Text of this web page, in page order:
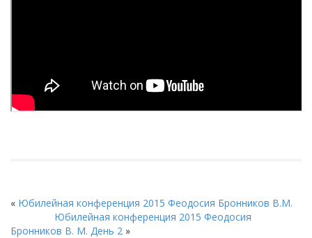
« Юбилейная конференция 2015 Феодосия Бронников В.М.
Юбилейная конференция 2015 Феодосия
Бронников В. М. День 2 »